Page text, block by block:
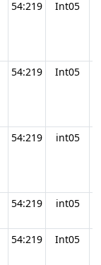
54:219 Int05
54:219 Int05
54:219 int05
54:219 int05
54:219 Int05